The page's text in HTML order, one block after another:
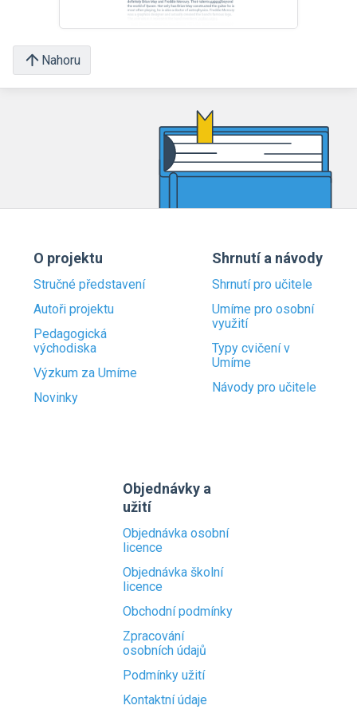
Nahoru
O projektu
Stručné představení
Autoři projektu
Pedagogická
východiska
Výzkum za Umíme
Novinky
Shrnutí a návody
Shrnutí pro učitele
Umíme pro osobní
využití
Typy cvičení v
Umíme
Návody pro učitele
Objednávky a
užití
Objednávka osobní
licence
Objednávka školní
licence
Obchodní podmínky
Zpracování
osobních údajů
Podmínky užití
Kontaktní údaje